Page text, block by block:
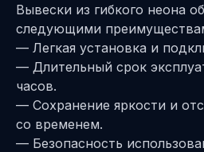
Вывески из гибкого неона
следующими
— Легкая установка и
— Длительный срок
часов.
— Сохранение яркости и
со временем.
— Безопасность